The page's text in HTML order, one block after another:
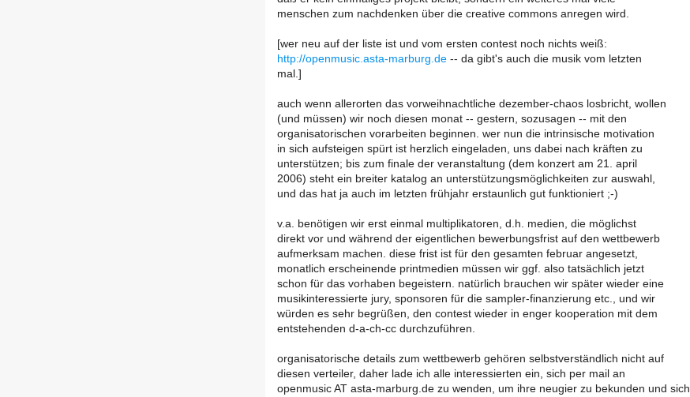
menschen zum nachdenken über die creative commons anregen wird.
[wer neu auf der liste ist und vom ersten contest noch nichts weiß:
http://openmusic.asta-marburg.de -- da gibt's auch die musik vom letzten
mal.]
auch wenn allerorten das vorweihnachtliche dezember-chaos losbricht, wollen
(und müssen) wir noch diesen monat -- gestern, sozusagen -- mit den
organisatorischen vorarbeiten beginnen. wer nun die intrinsische motivation
in sich aufsteigen spürt ist herzlich eingeladen, uns dabei nach kräften zu
unterstützen; bis zum finale der veranstaltung (dem konzert am 21. april
2006) steht ein breiter katalog an unterstützungsmöglichkeiten zur auswahl,
und das hat ja auch im letzten frühjahr erstaunlich gut funktioniert ;-)
v.a. benötigen wir erst einmal multiplikatoren, d.h. medien, die möglichst
direkt vor und während der eigentlichen bewerbungsfrist auf den wettbewerb
aufmerksam machen. diese frist ist für den gesamten februar angesetzt,
monatlich erscheinende printmedien müssen wir ggf. also tatsächlich jetzt
schon für das vorhaben begeistern. natürlich brauchen wir später wieder eine
musikinteressierte jury, sponsoren für die sampler-finanzierung etc., und wir
würden es sehr begrüßen, den contest wieder in enger kooperation mit dem
entstehenden d-a-ch-cc durchzuführen.
organisatorische details zum wettbewerb gehören selbstverständlich nicht auf
diesen verteiler, daher lade ich alle interessierten ein, sich per mail an
openmusic AT asta-marburg.de zu wenden, um ihre neugier zu bekunden und sich